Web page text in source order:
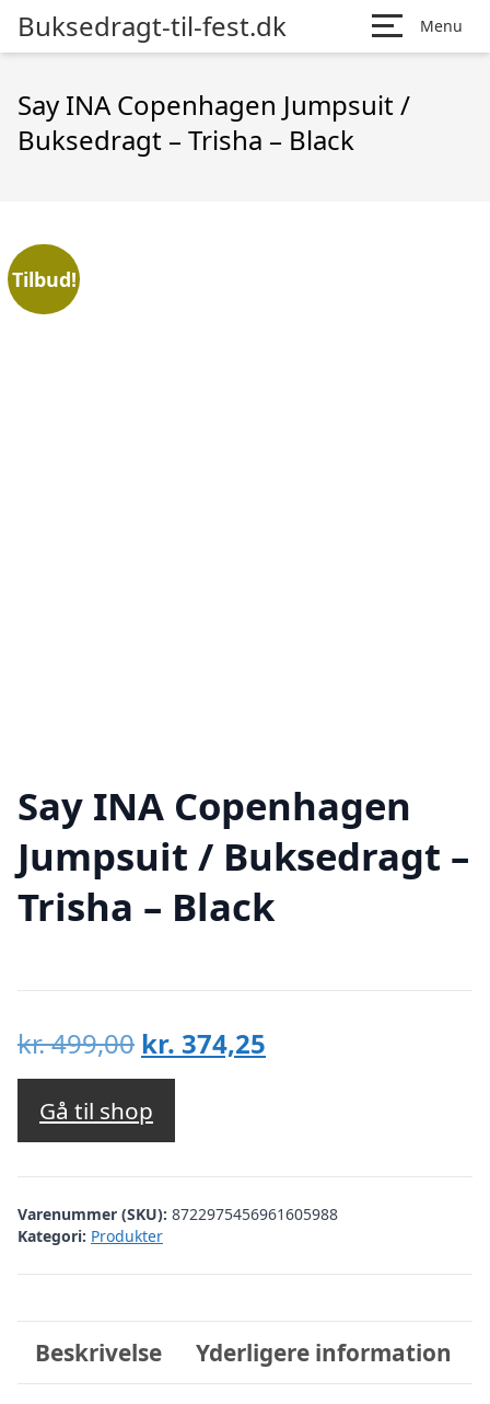
Buksedragt-til-fest.dk Menu
Say INA Copenhagen Jumpsuit /
Buksedragt – Trisha – Black
Tilbud!
Say INA Copenhagen
Jumpsuit / Buksedragt –
Trisha – Black
kr.499,00 Den
oprindelige
pris
var:
kr. 499,00.
kr. 374,25
kr. 374,25.
Gå til shop
Varenummer (SKU): 8722975456961605988
Kategori: Produkter
Beskrivelse Yderligere information